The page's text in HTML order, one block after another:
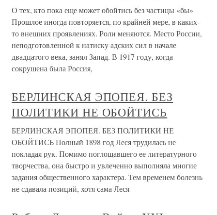
О тех, кто пока еще может обойтись без частицы «бы»
Прошлое иногда повторяется, по крайней мере, в каких-
то внешних проявлениях. Роли меняются. Место России,
неподготовленной к натиску адских сил в начале
двадцатого века, занял Запад. В 1917 году, когда
сокрушена была Россия,
БЕРЛИНСКАЯ ЭПОПЕЯ. БЕЗ
ПОЛИТИКИ НЕ ОБОЙТИСЬ
БЕРЛИНСКАЯ ЭПОПЕЯ. БЕЗ ПОЛИТИКИ НЕ
ОБОЙТИСЬ Полный 1898 год Леся трудилась не
покладая рук. Помимо поглощавшего ее литературного
творчества, она быстро и увлеченно выполняла многие
задания общественного характера. Тем временем болезнь
не сдавала позиций, хотя сама Леся